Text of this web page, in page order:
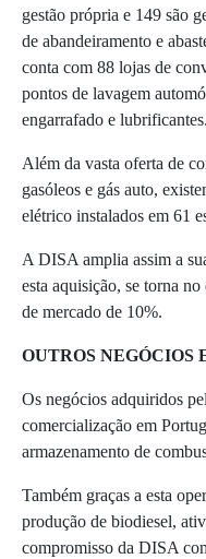
gestão própria e 149 são
de abandeiramento e
conta com 88 lojas de
pontos de lavagem
engarrafado e lubrificantes.
Além da vasta oferta de
gasóleos e gás auto,
elétrico instalados em 61
A DISA amplia assim a
esta aquisição, se torna
de mercado de 10%.
OUTROS NEGÓCIOS
Os negócios adquiridos
comercialização em
armazenamento de
Também graças a esta
produção de biodiesel,
compromisso da DISA